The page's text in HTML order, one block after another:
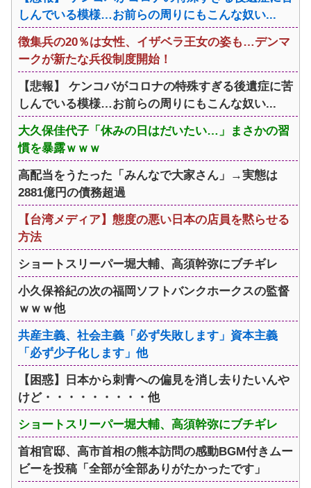
しんでいる模様…お前らの周りにもこんな奴い...
徴集兵の20％は女性、イザベラ王女の姿も…デンマ
ークが新たな兵役制度開始！
【悲報】 ケンコバがコロナの特殊すぎる後遺症に苦
しんでいる模様…お前らの周りにもこんな奴い...
大久保佳代子「休みの日はだいたい…」まさかの習
慣を暴露ｗｗｗ
高配当をうたった「みんなで大家さん」→実態は
2881億円の債務超過
【台湾メディア】態度の悪い日本の店員を黙らせる
方法
ショートスリーパー堀大輔、高須幹弥にブチギレ
小久保裕紀の次の福岡ソフトバンクホークスの監督
ｗｗｗ他
共産主義、社会主義「必ず失敗します」資本主義
「必ず少子化します」他
【困惑】日本から刺青への偏見を消し去りたいんや
けど・・・・・・・・・他
ショートスリーパー堀大輔、高須幹弥にブチギレ
首相官邸、高市首相の熊本訪問の感動BGM付きムー
ビーを投稿「全部が全部ありがたかったです」